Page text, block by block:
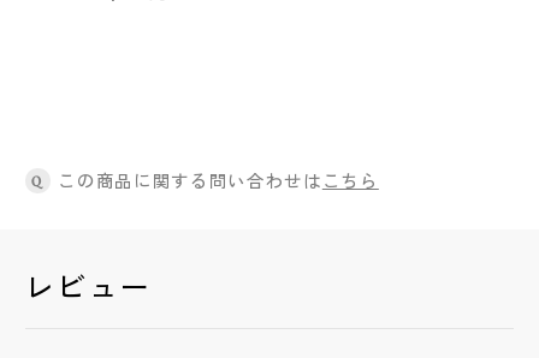
Q この商品に関する問い合わせはこちら
レビュー